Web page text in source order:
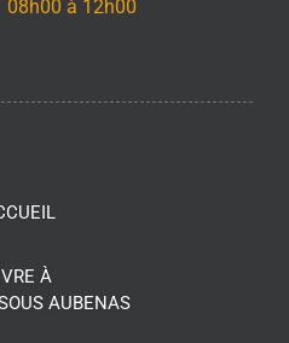
08h00 à 12h00
À
AUBENAS